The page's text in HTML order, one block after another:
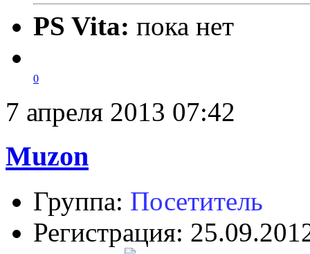
PS Vita: пока нет
0
7 апреля 2013 07:42
Muzon
Группа: Посетитель
Регистрация: